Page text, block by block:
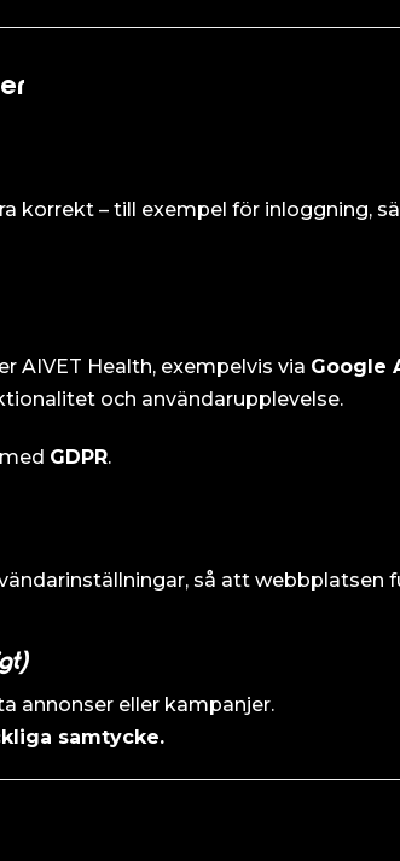
korrekt – till exempel för inloggning,
AIVET Health, exempelvis via Google
och användarupplevelse.
GDPR.
så att webbplatsen
annonser eller kampanjer.
samtycke.